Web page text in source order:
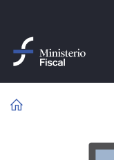
Error